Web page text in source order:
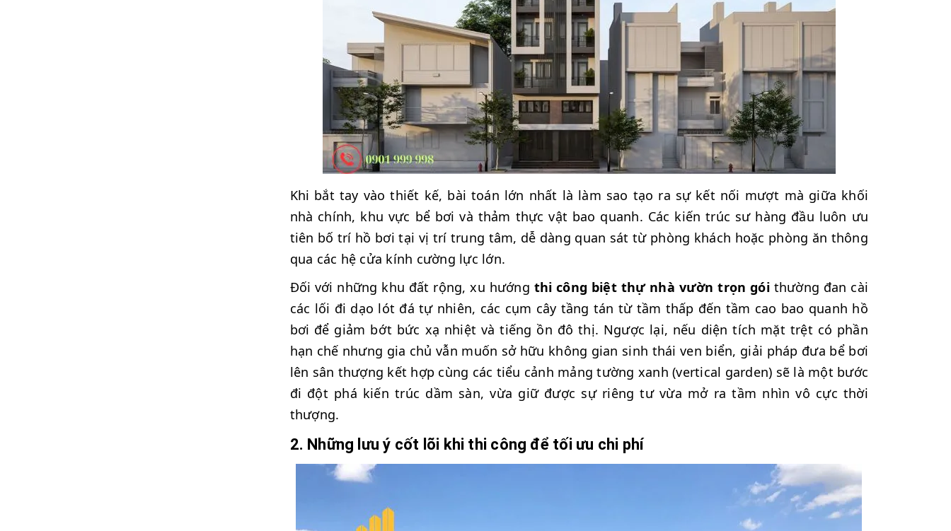
Khi bắt tay vào thiết kế, bài toán lớn nhất là làm sao tạo ra sự kết nối mượt mà giữa khối
nhà chính, khu vực bể bơi và thảm thực vật bao quanh. Các kiến trúc sư hàng đầu luôn ưu
tiên bố trí hồ bơi tại vị trí trung tâm, dễ dàng quan sát từ phòng khách hoặc phòng ăn thông
qua các hệ cửa kính cường lực lớn.
Đối với những khu đất rộng, xu hướng thi công biệt thự nhà vườn trọn góithường đan cài
các lối đi dạo lót đá tự nhiên, các cụm cây tầng tán từ tầm thấp đến tầm cao bao quanh hồ
bơi để giảm bớt bức xạ nhiệt và tiếng ồn đô thị. Ngược lại, nếu diện tích mặt trệt có phần
hạn chế nhưng gia chủ vẫn muốn sở hữu không gian sinh thái ven biển, giải pháp đưa bể bơi
lên sân thượng kết hợp cùng các tiểu cảnh mảng tường xanh (vertical garden) sẽ là một bước
đi đột phá kiến trúc dầm sàn, vừa giữ được sự riêng tư vừa mở ra tầm nhìn vô cực thời
thượng.
2. Những lưu ý cốt lõi khi thi công để tối ưu chi phí